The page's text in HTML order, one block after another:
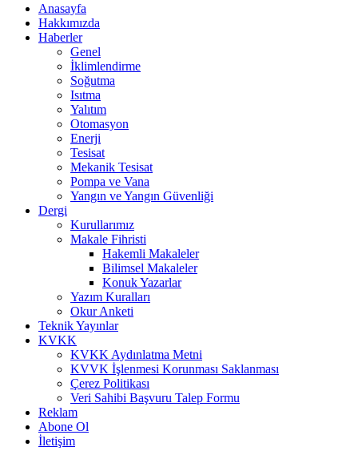
Anasayfa
Hakkımızda
Haberler
Genel
İklimlendirme
Soğutma
Isıtma
Yalıtım
Otomasyon
Enerji
Tesisat
Mekanik Tesisat
Pompa ve Vana
Yangın ve Yangın Güvenliği
Dergi
Kurullarımız
Makale Fihristi
Hakemli Makaleler
Bilimsel Makaleler
Konuk Yazarlar
Yazım Kuralları
Okur Anketi
Teknik Yayınlar
KVKK
KVKK Aydınlatma Metni
KVVK İşlenmesi Korunması Saklanması
Çerez Politikası
Veri Sahibi Başvuru Talep Formu
Reklam
Abone Ol
İletişim